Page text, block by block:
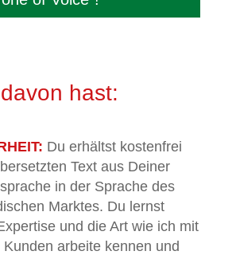
hast:
Du erhältst kostenfrei
Text aus Deiner
in der Sprache des
Marktes. Du lernst
und die Art wie ich mit
Kunden arbeite kennen und